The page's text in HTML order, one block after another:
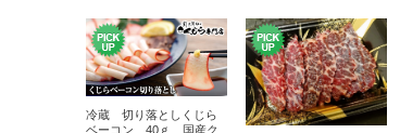
冷蔵 切り落としくじら
ベーコン 40ｇ 国産ク